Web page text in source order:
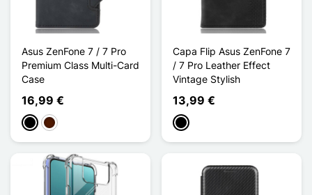
Asus ZenFone 7 / 7 Pro
Premium Class Multi-Card
Case
16,99 €
PretoCastanho escuro
Capa Flip Asus ZenFone 7
/ 7 Pro Leather Effect
Vintage Stylish
13,99 €
Preto